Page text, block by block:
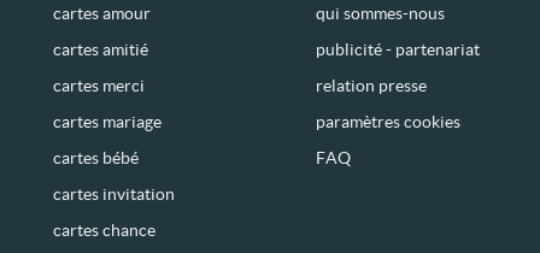
cartes amour
cartes amitié
cartes merci
cartes mariage
cartes bébé
cartes invitation
cartes chance
qui sommes-nous
publicité - partenariat
relation presse
paramètres cookies
FAQ